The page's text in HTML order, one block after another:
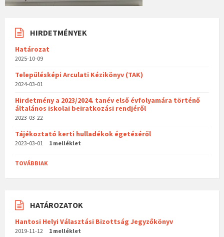
HIRDETMÉNYEK
Határozat
2025-10-09
Településképi Arculati Kézikönyv (TAK)
2024-03-01
Hirdetmény a 2023/2024. tanév első évfolyamára történő
általános iskolai beiratkozási rendjéről
2023-03-22
Tájékoztató kerti hulladékok égetéséről
2023-03-01 1 melléklet
TOVÁBBIAK
HATÁROZATOK
Hantosi Helyi Választási Bizottság Jegyzőkönyv
2019-11-12 1 melléklet